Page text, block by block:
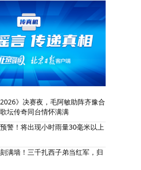
》决赛夜，毛阿敏助阵齐豫合
坛传奇同台情怀满满
警！将出现小时雨量30毫米以上
满墙！三千扎西子弟当红军，归